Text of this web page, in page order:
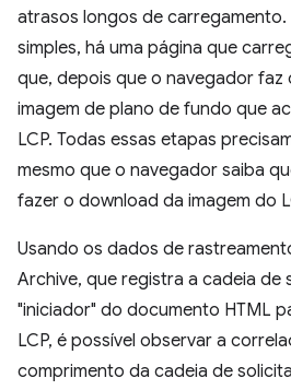
atrasos longos de carregamento.
simples, há uma página que
que, depois que o navegador faz
imagem de plano de fundo que
LCP. Todas essas etapas
mesmo que o navegador saiba
fazer o download da imagem do
Usando os dados de
Archive, que registra a cadeia de
"iniciador" do documento HTML
LCP, é possível observar a
comprimento da cadeia de